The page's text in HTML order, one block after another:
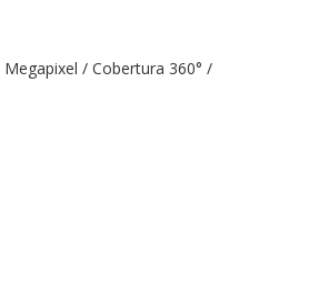
/ Cobertura 360° /